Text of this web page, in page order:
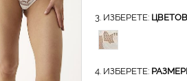
3. ИЗБЕРЕТЕ:
4. ИЗБЕРЕТЕ: